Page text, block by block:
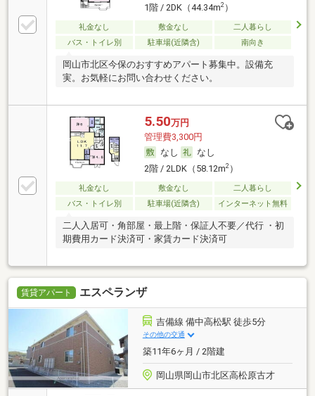
1階 / 2DK（44.34m2）
礼金なし 敷金なし
二人暮らし
バス・トイレ別
駐車場(近隣含) 南向き
岡山市北区今保のおすすめアパート募集中。設備充
実。お気軽にお問い合わせください。
5.50万円
管理費3,300円
なし
なし
2階 / 2LDK（58.12m2）
礼金なし 敷金なし
二人暮らし
バス・トイレ別
駐車場(近隣含) インターネット無料
二人入居可・角部屋・最上階・保証人不要／代行 ・初
期費用カード決済可・家賃カード決済可
賃貸アパート エスペランザ
吉備線 備中高松駅 徒歩5分
その他の交通
築11年6ヶ月 / 2階建
岡山県岡山市北区高松原古才